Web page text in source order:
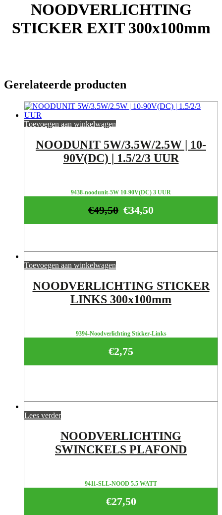
NOODVERLICHTING
STICKER EXIT 300x100mm
Gerelateerde producten
Toevoegen aan winkelwagen
NOODUNIT 5W/3.5W/2.5W | 10-
90V(DC) | 1.5/2/3 UUR
9438-noodunit-5W 10-90V(DC) 3 UUR
€34,50
€49,50
Toevoegen aan winkelwagen
NOODVERLICHTING STICKER
LINKS 300x100mm
9394-Noodverlichting Sticker-Links
€2,75
Lees verder
NOODVERLICHTING
SWINCKELS PLAFOND
9411-SLL-NOOD 5.5 WATT
€27,50